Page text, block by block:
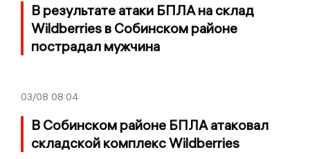
В результате атаки БПЛА на склад
Wildberries в Собинском районе
пострадал мужчина
03/08 08:04
В Собинском районе БПЛА атаковал
складской комплекс Wildberries